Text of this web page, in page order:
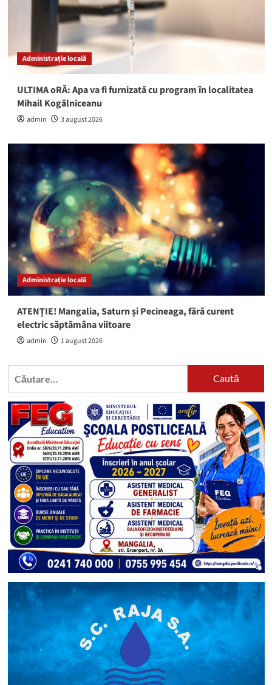
Administrație locală
ULTIMA oRĂ: Apa va fi furnizată cu program în localitatea
Mihail Kogălniceanu
admin 3 august 2026
Administrație locală
ATENȚIE! Mangalia, Saturn și Pecineaga, fără curent
electric săptămâna viitoare
admin 1 august 2026